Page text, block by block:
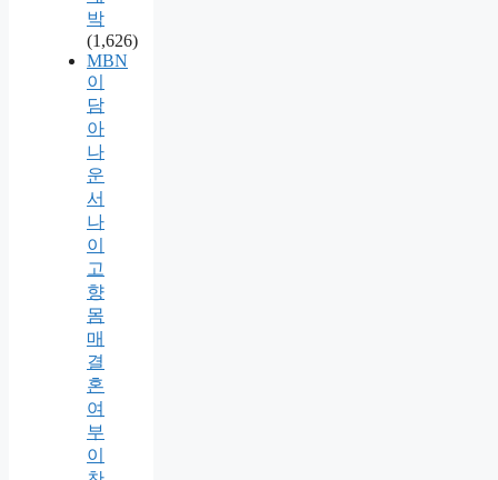
박
(1,626)
MBN
이
담
아
나
운
서
나
이
고
향
몸
매
결
혼
여
부
이